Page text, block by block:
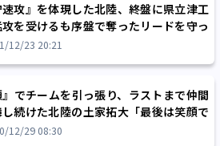
速攻』を体現した北陸、終盤に県立津工
を受けるも序盤で奪ったリードを守っ
破
12/23 20:21
』でチームを引っ張り、ラストまで仲間
続けた北陸の土家拓大「最後は笑顔で
いと思った」
12/29 08:30